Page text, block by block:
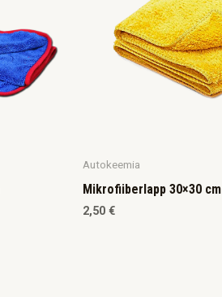
Autokeemia
Mikrofiiberlapp 30×30 cm
2,50 €